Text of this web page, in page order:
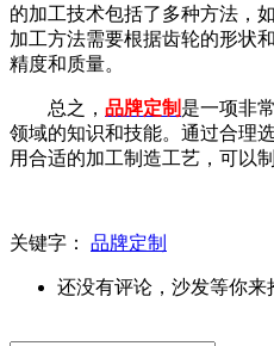
的加工技术包括了多种方法，
加工方法需要根据齿轮的形状
精度和质量。
总之， 品牌定制 是一项非
领域的知识和技能。通过合理
用合适的加工制造工艺，可以
关键字： 品牌定制
还没有评论，沙发等你来